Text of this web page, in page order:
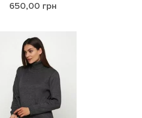
650,00 грн